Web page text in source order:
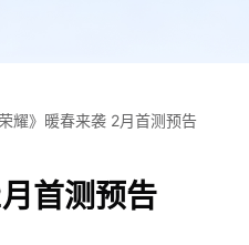
耀》暖春来袭 2月首测预告
首测预告